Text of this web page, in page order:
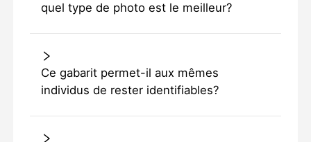
quel type de photo est le meilleur?
Ce gabarit permet-il aux mêmes
individus de rester identifiables?